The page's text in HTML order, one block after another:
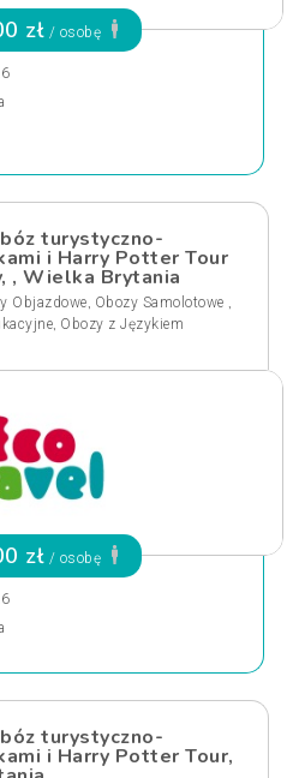
zł / osobę
turystyczno-
i Harry Potter Tour
, Wielka Brytania
Objazdowe, Obozy Samolotowe ,
, Obozy z Językiem
zł / osobę
turystyczno-
i Harry Potter Tour,